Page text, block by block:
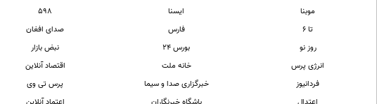
موبنا
تا 6
روز نو
انرژی پرس
فردانیوز
ايسنا
فارس
بورس 24
خانه ملت
خبرگزاری صدا و سیما
598
صدای افغان
نبض بازار
اقتصاد آنلاین
پرس تی وی